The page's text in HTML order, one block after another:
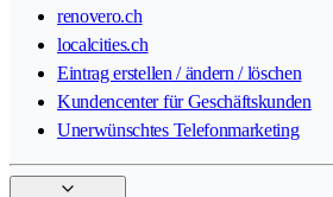
renovero.ch
localcities.ch
Eintrag erstellen / ändern / löschen
Kundencenter für Geschäftskunden
Unerwünschtes Telefonmarketing